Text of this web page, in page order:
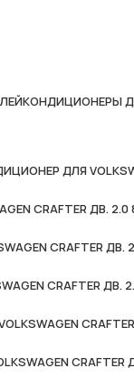
КОНДИЦИОНЕРЫ